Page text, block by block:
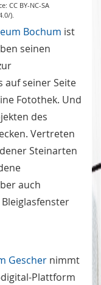
CC BY-NC-SA
).
Bochum ist
seinen
auf seiner Seite
Fotothek. Und
des
Vertreten
Steinarten
auch
Gescher nimmt
Plattform